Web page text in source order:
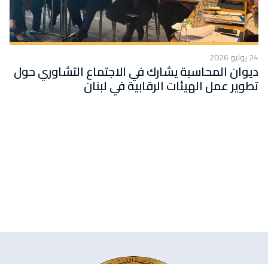
24 يوليو 2026
ديوان المحاسبة يشارك في الاجتماع التشاوري حول
تطوير عمل الهيئات الرقابية في لبنان